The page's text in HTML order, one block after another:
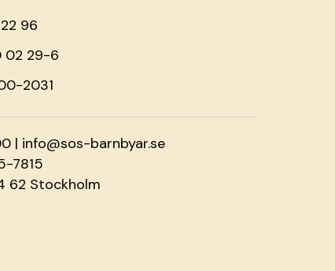
96
02 29-6
2031
| info@sos-barnbyar.se
7815
62 Stockholm